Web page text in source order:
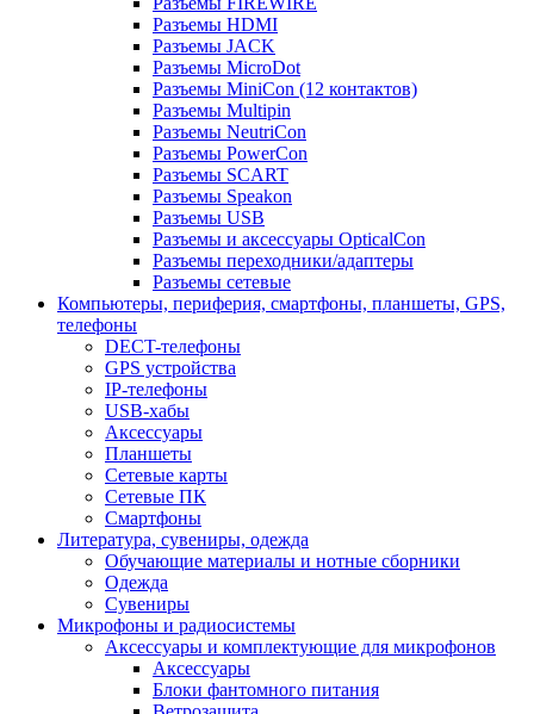
Разъемы HDMI
Разъемы JACK
Разъемы MicroDot
Разъемы MiniCon (12 контактов)
Разъемы Multipin
Разъемы NeutriCon
Разъемы PowerCon
Разъемы SCART
Разъемы Speakon
Разъемы USB
Разъемы и аксессуары OpticalCon
Разъемы переходники/адаптеры
Разъемы сетевые
Компьютеры, периферия, смартфоны, планшеты, GPS,
телефоны
DECT-телефоны
GPS устройства
IP-телефоны
USB-хабы
Аксессуары
Планшеты
Сетевые карты
Сетевые ПК
Смартфоны
Литература, сувениры, одежда
Обучающие материалы и нотные сборники
Одежда
Сувениры
Микрофоны и радиосистемы
Аксессуары и комплектующие для микрофонов
Аксессуары
Блоки фантомного питания